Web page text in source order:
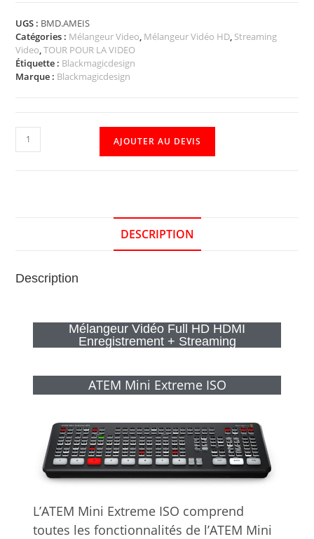
UGS : BMD.AMEIS
Catégories : Mélangeur Video, Mélangeur Vidéo HD, Streaming
Video,TOUR POUR LA VIDEO
Étiquette : Blackmagicdesign
Marque : Blackmagicdesign
AJOUTER AU DEVIS
DESCRIPTION
Description
Mélangeur Vidéo Full HD HDMI
Enregistrement + Streaming
ATEM Mini Extreme ISO
L’ATEM Mini Extreme ISO comprend
toutes les fonctionnalités de l’ATEM Mini